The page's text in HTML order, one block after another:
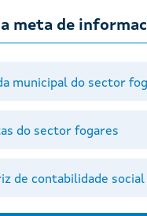
meta de
municipal do sector
do sector fogares
de contabilidade social